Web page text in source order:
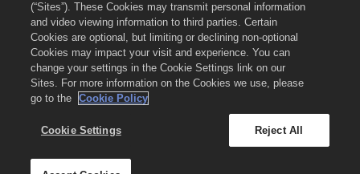
Политика возврата
Поддержка магазина
Поддержка игры
Настройки файлов cookie
2026Zynga, Inc. Merge Dragons! и логотип Merge Dragons! являются
товарными знаками Zynga, Inc. Все права сохранены. Магазин Merge
Dragons! Store принадлежит Zynga, Inc. Предложения действительны
только для игры Merge Dragons!. Наличие предложений и цены зависят
(“Sites”). These Cookies may transmit personal information
and video viewing information to third parties. Certain
Cookies are optional, but limiting or declining non-optional
Cookies may impact your visit and experience. You can
change your settings in the Cookie Settings link on our
Sites. For more information on the Cookies we use, please
go to the
Cookie Policy
Cookie Settings Reject All